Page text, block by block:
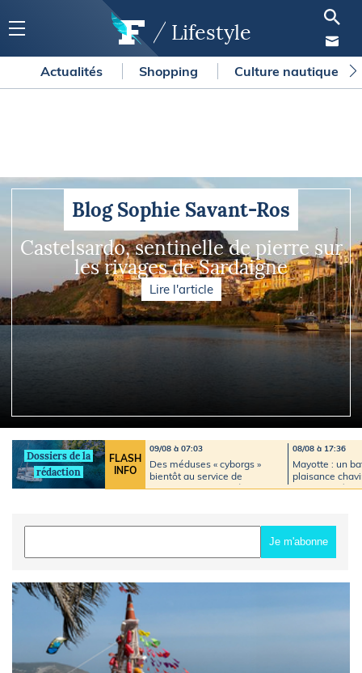
Lifestyle
Actualités Shopping Culture nautique
Blog Sophie Savant-Ros
Castelsardo, sentinelle de pierre sur
les rivages de Sardaigne
Lire l'article
Dossiers de la
rédaction
FLASH
INFO
09/08 à 07:03
Des méduses « cyborgs »
bientôt au service de
l'exploration des océans ?
08/08 à 17:36
Mayotte : un
plaisance
personnes à
Je m'abonne